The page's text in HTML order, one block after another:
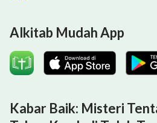
Alkitab Mudah App
Kabar Baik: Misteri